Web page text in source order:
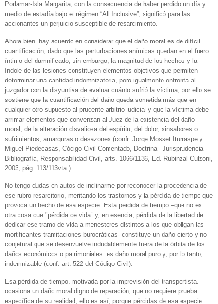
Porlamar-Isla Margarita, con la consecuencia de haber perdido un día y
medio de estadía bajo el régimen “All Inclusive”, significó para las
accionantes un perjuicio susceptible de resarcimiento.
Ahora bien, hay acuerdo en considerar que el daño moral es de difícil
cuantificación, dado que las perturbaciones anímicas quedan en el fuero
íntimo del damnificado; sin embargo, la magnitud de los hechos y la
índole de las lesiones constituyen elementos objetivos que permiten
determinar una cantidad indemnizatoria, pero igualmente enfrenta al
juzgador con la disyuntiva de evaluar cuánto sufrió la víctima; por ello se
sostiene que la cuantificación del daño queda sometida más que en
cualquier otro supuesto al prudente arbitrio judicial y que la víctima debe
arrimar elementos que convenzan al Juez de la existencia del daño
moral, de la alteración disvaliosa del espíritu; del dolor, sinsabores o
sufrimientos; amarguras o desazones (confr. Jorge Mosset Iturraspe y
Miguel Piedecasas, Código Civil Comentado, Doctrina –Jurisprudencia -
Bibliografía, Responsabilidad Civil, arts. 1066/1136, Ed. Rubinzal Culzoni,
2003, pág. 113/113vta.).
No tengo dudas en autos de inclinarme por reconocer la procedencia de
ese rubro resarcitorio, meritando los trastornos y la pérdida de tiempo que
provoca un hecho de esa especie. Esta pérdida de tiempo –que no es
otra cosa que "pérdida de vida" y, en esencia, pérdida de la libertad de
dedicar ese tramo de vida a menesteres distintos a los que obligan las
mortificantes tramitaciones burocráticas- constituye un daño cierto y no
conjetural que se desenvuelve indudablemente fuera de la órbita de los
daños económicos o patrimoniales: es daño moral puro y, por lo tanto,
indemnizable (conf. art. 522 del Código Civil).
Esa pérdida de tiempo, motivada por la imprevisión del transportista,
ocasiona un daño moral digno de reparación, que no requiere prueba
específica de su realidad; ello es así, porque pérdidas de esa especie